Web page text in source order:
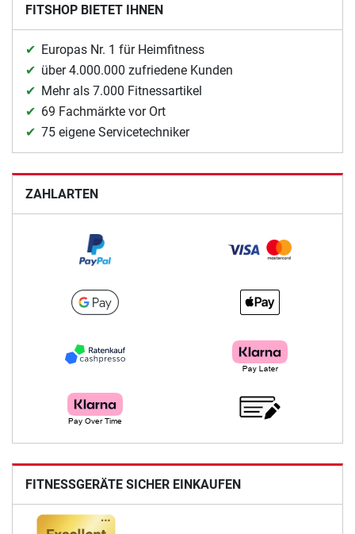
FITSHOP BIETET IHNEN
Europas Nr. 1 für Heimfitness
über 4.000.000 zufriedene Kunden
Mehr als 7.000 Fitnessartikel
69 Fachmärkte vor Ort
75 eigene Servicetechniker
ZAHLARTEN
FITNESSGERÄTE SICHER EINKAUFEN